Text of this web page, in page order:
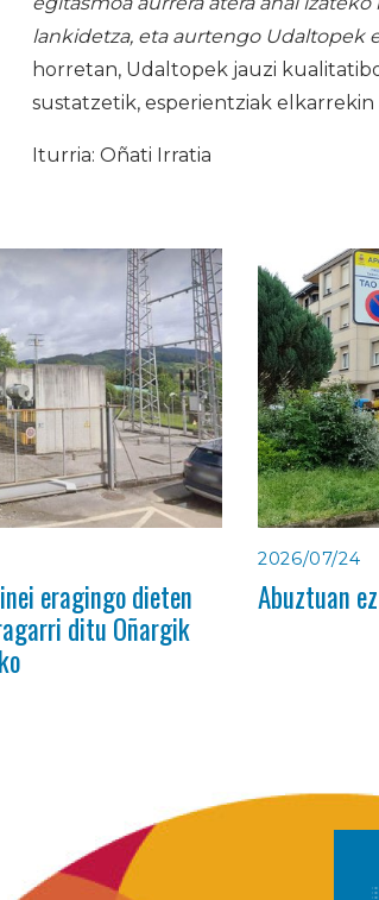
lankidetza, eta aurtengo Udaltopek
horretan, Udaltopek jauzi
sustatzetik, esperientziak elkarrekin
Iturria: Oñati Irratia
eragingo dieten
ditu Oñargik
2026/07/24
Abuztuan